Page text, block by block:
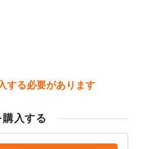
する必要があります
入する